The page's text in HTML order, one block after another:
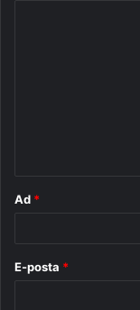
Ad *
E-posta *